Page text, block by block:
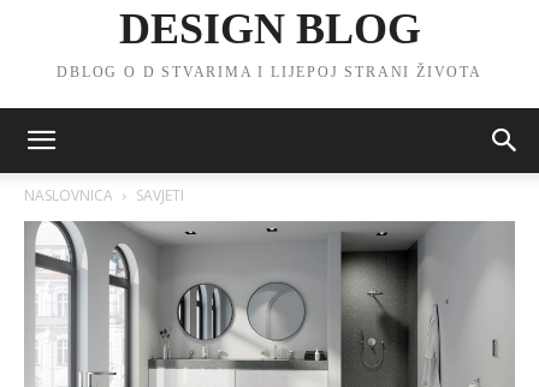
DESIGN BLOG
DBLOG O D STVARIMA I LIJEPOJ STRANI ŽIVOTA
NASLOVNICA SAVJETI